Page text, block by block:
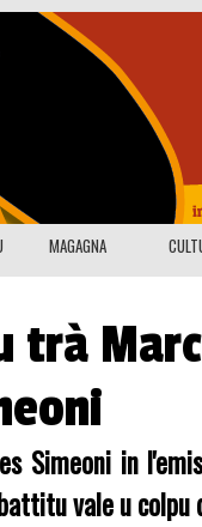
MAGAGNA
trà
Simeoni in
vale u colpu